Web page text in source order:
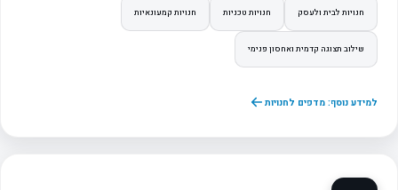
חנויות לבית ולעסק חנויות טכניות חנויות קמעונאיות
שילוב תצוגה קדמית ואחסון פנימי
למידע נוסף: מדפים לחנויות